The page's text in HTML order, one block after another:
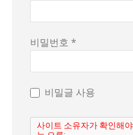
비밀번호 *
비밀글 사용